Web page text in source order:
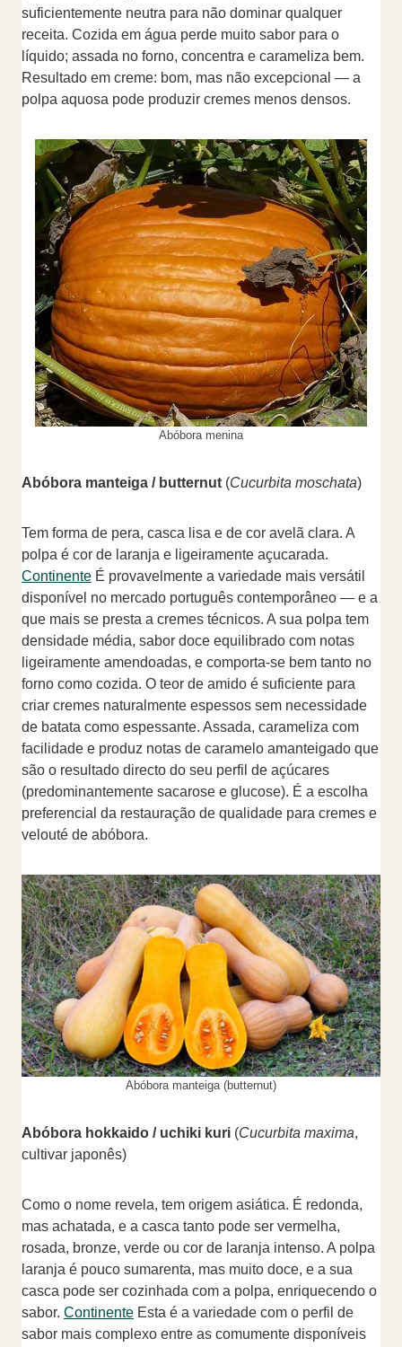
suficientemente neutra para não dominar qualquer
receita. Cozida em água perde muito sabor para o
líquido; assada no forno, concentra e carameliza bem.
Resultado em creme: bom, mas não excepcional — a
polpa aquosa pode produzir cremes menos densos.
Abóbora menina
Abóbora manteiga / butternut (Cucurbita moschata)
Tem forma de pera, casca lisa e de cor avelã clara. A
polpa é cor de laranja e ligeiramente açucarada.
Continente É provavelmente a variedade mais versátil
disponível no mercado português contemporâneo — e a
que mais se presta a cremes técnicos. A sua polpa tem
densidade média, sabor doce equilibrado com notas
ligeiramente amendoadas, e comporta-se bem tanto no
forno como cozida. O teor de amido é suficiente para
criar cremes naturalmente espessos sem necessidade
de batata como espessante. Assada, carameliza com
facilidade e produz notas de caramelo amanteigado que
são o resultado directo do seu perfil de açúcares
(predominantemente sacarose e glucose). É a escolha
preferencial da restauração de qualidade para cremes e
velouté de abóbora.
Abóbora manteiga (butternut)
Abóbora hokkaido / uchiki kuri (Cucurbita maxima,
cultivar japonês)
Como o nome revela, tem origem asiática. É redonda,
mas achatada, e a casca tanto pode ser vermelha,
rosada, bronze, verde ou cor de laranja intenso. A polpa
laranja é pouco sumarenta, mas muito doce, e a sua
casca pode ser cozinhada com a polpa, enriquecendo o
sabor. Continente Esta é a variedade com o perfil de
sabor mais complexo entre as comumente disponíveis